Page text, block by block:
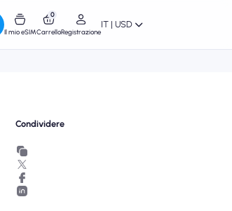
Il mio eSIM
0
CarrelloRegistrazione
IT | USD
Condividere